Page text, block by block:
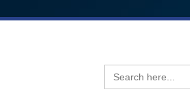
Search
for: